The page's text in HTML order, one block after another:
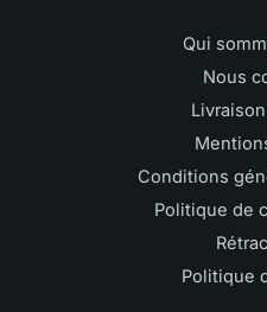
Qui
Nous
Conditions
Politique de
Politique